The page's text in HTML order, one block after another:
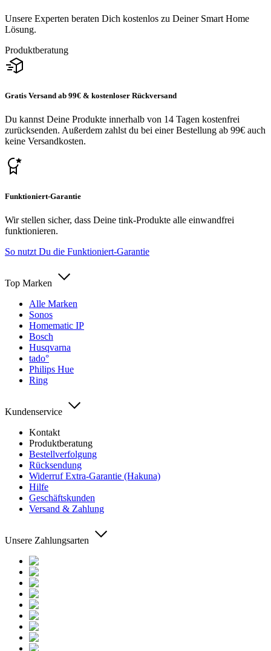
Unsere Experten beraten Dich kostenlos zu Deiner Smart Home
Lösung.
Produktberatung
Gratis Versand ab 99€ & kostenloser Rückversand
Du kannst Deine Produkte innerhalb von 14 Tagen kostenfrei
zurücksenden. Außerdem zahlst du bei einer Bestellung ab 99€ auch
keine Versandkosten.
Funktioniert-Garantie
Wir stellen sicher, dass Deine tink-Produkte alle einwandfrei
funktionieren.
So nutzt Du die Funktioniert-Garantie
Top Marken
Alle Marken
Sonos
Homematic IP
Bosch
Husqvarna
tado°
Philips Hue
Ring
Kundenservice
Kontakt
Produktberatung
Bestellverfolgung
Rücksendung
Widerruf Extra-Garantie (Hakuna)
Hilfe
Geschäftskunden
Versand & Zahlung
Unsere Zahlungsarten